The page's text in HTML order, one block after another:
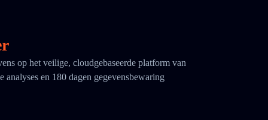
op het veilige, cloudgebaseerde platform van
en 180 dagen gegevensbewaring